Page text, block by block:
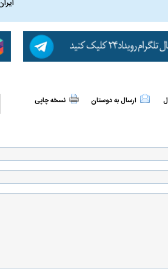
ارسال به دوستان نسخه چاپی
مردم است
دریایی میان ایران و عمان به
و شفاف‌کننده دلیل علاقه برخی افراد به فال